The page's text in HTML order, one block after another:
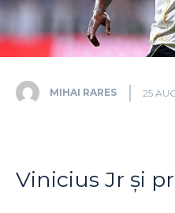
MIHAI RARES 25
Vinicius Jr și